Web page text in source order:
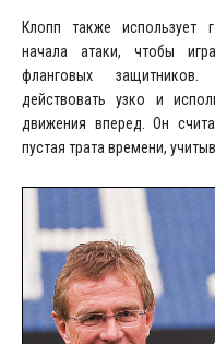
Клопп также использует
начала атаки, чтобы
фланговых
действовать узко и
движения вперед. Он
пустая трата времени,